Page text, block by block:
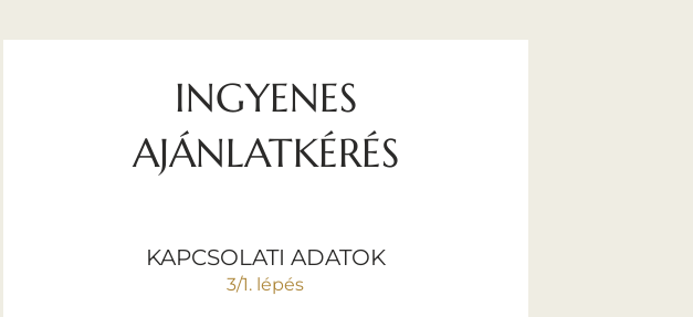
INGYENES
AJÁNLATKÉRÉS
KAPCSOLATI ADATOK
3/1. lépés